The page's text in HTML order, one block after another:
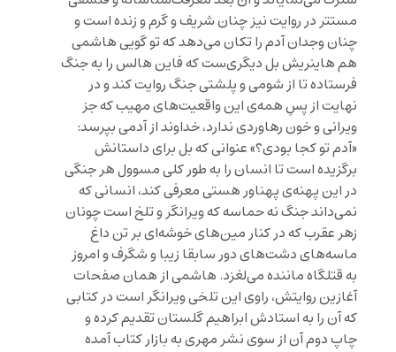
مستتر در روایت نیز چنان شریف و گرم و زنده است و
چنان وجدان آدم را تکان می‌دهد که تو گویی هاشمی
هم هاینریش بل دیگری‌ست که فاین هالس را به جنگ
فرستاده تا از شومی و پلشتی جنگ روایت کند و در
نهایت از پسِ همه‌ی این واقعیت‌های مهیب که جز
ویرانی و خون رهاوردی ندارد، خداوند از آدمی بپرسد:
«آدم تو کجا بودی؟» عنوانی که بل برای داستانش
برگزیده است تا انسان را به طور کلی مسوول هر جنگی
در این پهنه‌ی پهناور هستی معرفی کند، انسانی که
نمی‌داند جنگ نه حماسه که ویرانگر و تلخ است چونان
زهر عقرب که در کنار مین‌های خوشه‌ای بر تن داغ
ماسه‌های دشت‌های دور سابقا زیبا و شگرف و امروز
به قتلگاه ماننده می‌لغزد. هاشمی از همان صفحات
آغازین روایتش، راوی این تلخی ویرانگر است در کتابی
که آن را به استادش ابراهیم گلستان تقدیم کرده و
چاپ دوم آن از سوی نشر مهری به بازار کتاب آمده